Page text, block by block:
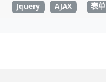
Jquery AJAX 表单